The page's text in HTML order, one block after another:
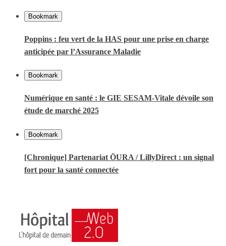
Bookmark
Poppins : feu vert de la HAS pour une prise en charge
anticipée par l’Assurance Maladie
Bookmark
Numérique en santé : le GIE SESAM-Vitale dévoile son
étude de marché 2025
Bookmark
[Chronique] Partenariat ŌURA / LillyDirect : un signal
fort pour la santé connectée